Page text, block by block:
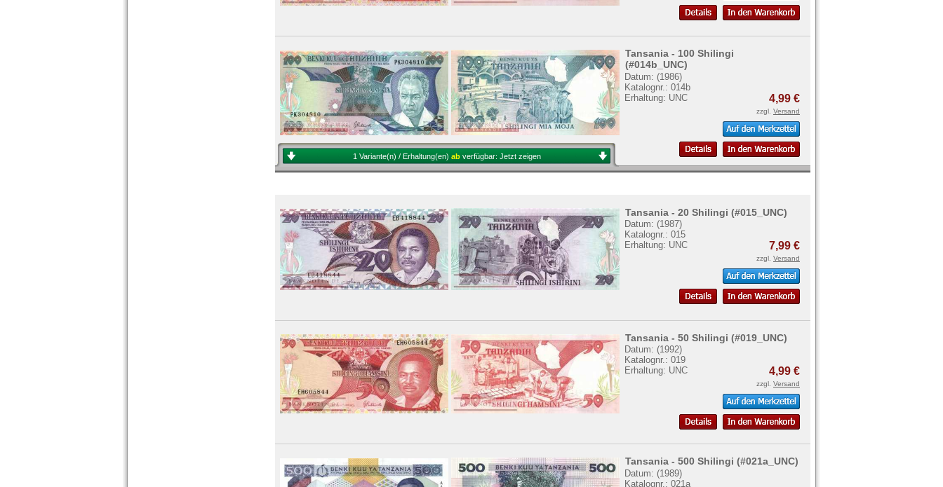
Tansania - 100 Shilingi
(#014b_UNC)
Datum: (1986)
Katalognr.: 014b
Erhaltung: UNC
4,99 €
zzgl. Versand
1 Variante(n) / Erhaltung(en) ab verfügbar: Jetzt zeigen
Tansania - 20 Shilingi (#015_UNC)
Datum: (1987)
Katalognr.: 015
Erhaltung: UNC
7,99 €
zzgl. Versand
Tansania - 50 Shilingi (#019_UNC)
Datum: (1992)
Katalognr.: 019
Erhaltung: UNC
4,99 €
zzgl. Versand
Tansania - 500 Shilingi (#021a_UNC)
Datum: (1989)
Katalognr.: 021a